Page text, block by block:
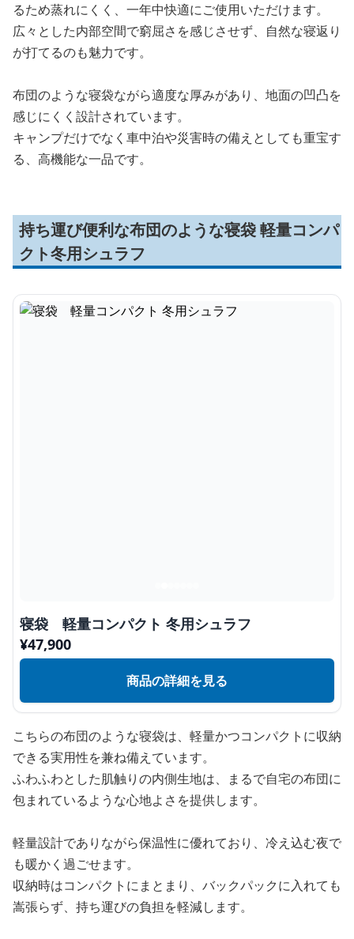
るため蒸れにくく、一年中快適にご使用いただけます。
広々とした内部空間で窮屈さを感じさせず、自然な寝返り
が打てるのも魅力です。
布団のような寝袋ながら適度な厚みがあり、地面の凹凸を
感じにくく設計されています。
キャンプだけでなく車中泊や災害時の備えとしても重宝す
る、高機能な一品です。
持ち運び便利な布団のような寝袋 軽量コンパ
クト冬用シュラフ
寝袋 軽量コンパクト 冬用シュラフ
¥47,900
商品の詳細を見る
こちらの布団のような寝袋は、軽量かつコンパクトに収納
できる実用性を兼ね備えています。
ふわふわとした肌触りの内側生地は、まるで自宅の布団に
包まれているような心地よさを提供します。
軽量設計でありながら保温性に優れており、冷え込む夜で
も暖かく過ごせます。
収納時はコンパクトにまとまり、バックパックに入れても
嵩張らず、持ち運びの負担を軽減します。